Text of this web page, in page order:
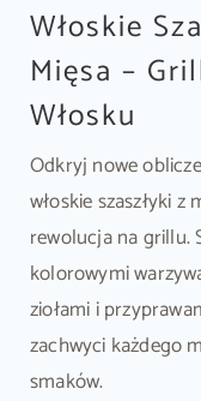
Włoskie
Mięsa –
Włosku
Odkryj nowe
włoskie szaszłyki
rewolucja na grillu.
kolorowymi
ziołami i
zachwyci każdego
smaków.